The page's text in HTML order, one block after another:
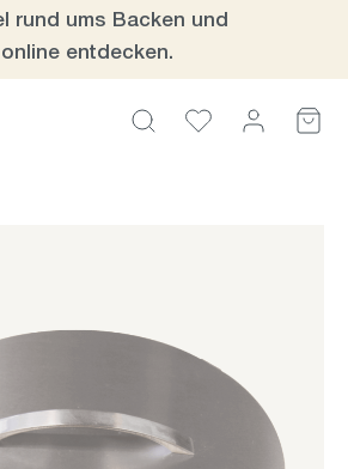
rund ums Backen und
entdecken.